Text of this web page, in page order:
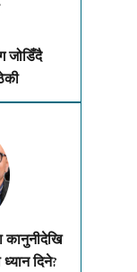
जोडिँदै
कानुनीदेखि
दिने?